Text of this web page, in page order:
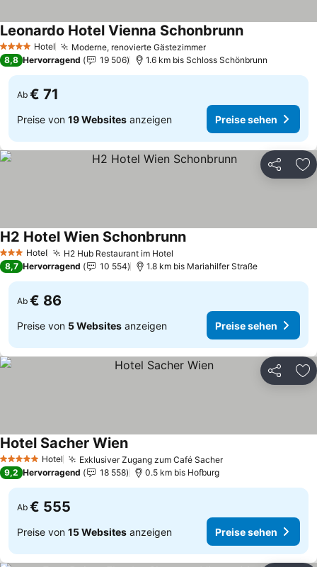
4 Sterne Hotel Moderne, renovierte GästezimmerPreise sehen
Leonardo Hotel Vienna SchonbrunnPreise sehen
8,8 Hervorragend 19 506 1.6 km bis Schloss Schönbrunn
Ab € 71
Preise von 19 Websites anzeigen Preise sehen
Teilen
3 SterneHotel H2 Hub Restaurant im Hotel
H2 Hotel Wien SchonbrunnPreise sehen
8,7 Hervorragend 10 554 1.8 km bis Mariahilfer Straße
Ab € 86
Preise von 5 Websites anzeigen Preise sehen
Teilen
5 Sterne Hotel Exklusiver Zugang zum Café SacherPreise sehen
Hotel Sacher WienPreise sehen
9,2 Hervorragend 18 558 0.5 km bis Hofburg
Ab € 555
Preise von 15 Websites anzeigen Preise sehen